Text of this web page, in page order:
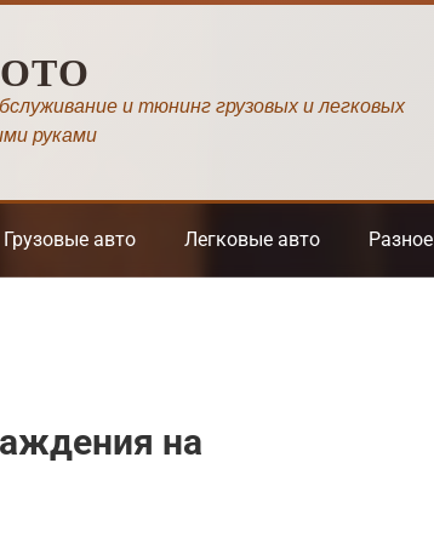
и тюнинг грузовых и легковых
руками
Грузовые авто Легковые авто Разное
на